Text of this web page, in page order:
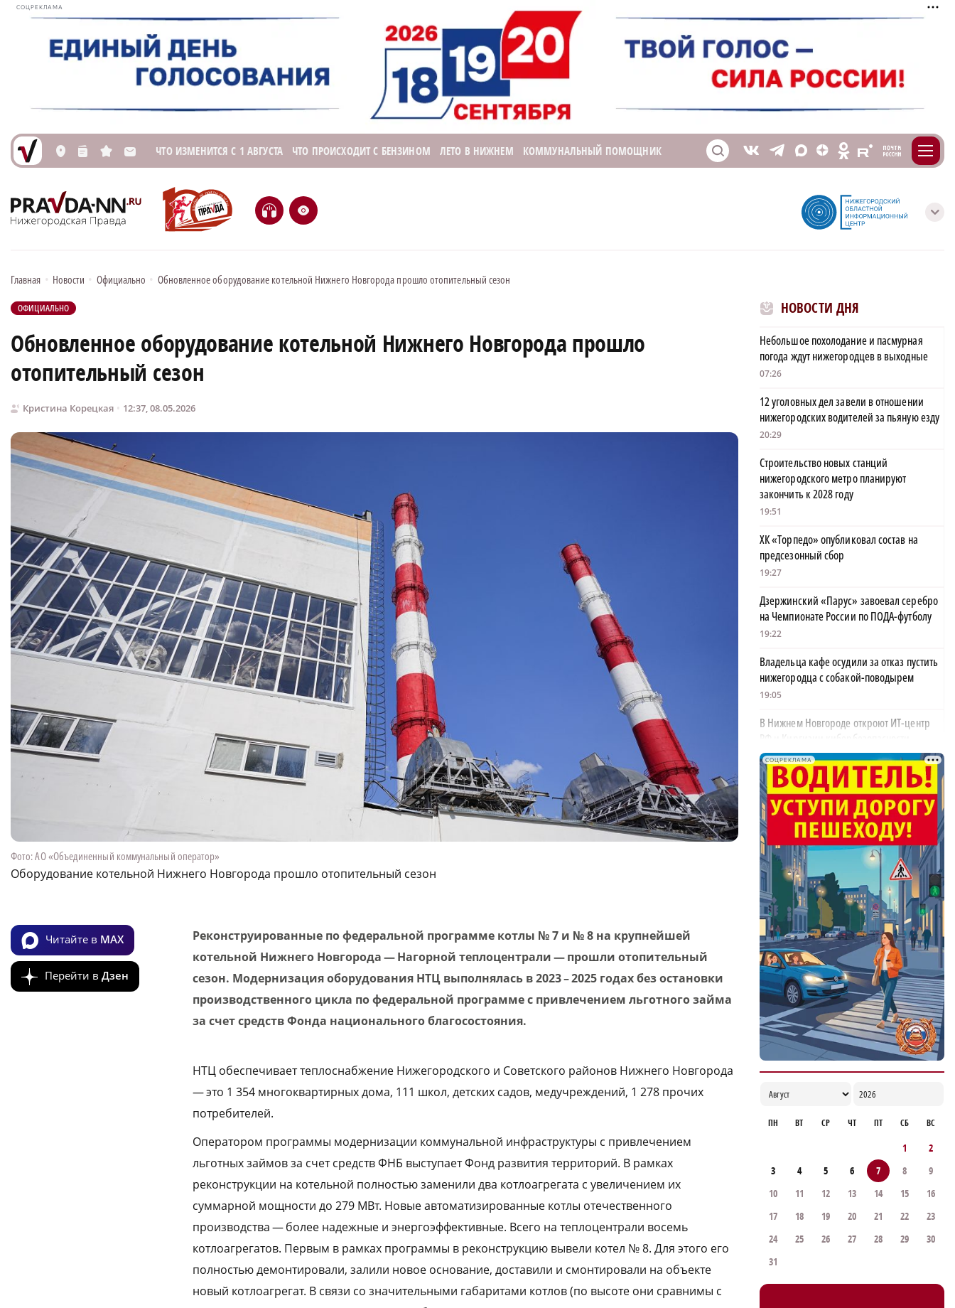
СОЦРЕКЛАМА
L n s M ЧТО ИЗМЕНИТСЯ С 1 АВГУСТА ЧТО ПРОИСХОДИТ С БЕНЗИНОМ ЛЕТО В НИЖНЕМ КОММУНАЛЬНЫЙ ПОМОЩНИК S V T X Z O E m
H e с
Главная • Новости • Официально • Обновленное оборудование котельной Нижнего Новгорода прошло отопительный сезон
ОФИЦИАЛЬНО
Обновленное оборудование котельной Нижнего Новгорода прошло
отопительный сезон
Кристина Корецкая 12:37, 08.05.2026
Фото: АО «Объединенный коммунальный оператор»
Оборудование котельной Нижнего Новгорода прошло отопительный сезон
Читайте в MAX
Перейти в Дзен
Реконструированные по федеральной программе котлы № 7 и № 8 на крупнейшей
котельной Нижнего Новгорода — Нагорной теплоцентрали — прошли отопительный
сезон. Модернизация оборудования НТЦ выполнялась в 2023 – 2025 годах без остановки
производственного цикла по федеральной программе с привлечением льготного займа
за счет средств Фонда национального благосостояния.
НТЦ обеспечивает теплоснабжение Нижегородского и Советского районов Нижнего Новгорода
— это 1 354 многоквартирных дома, 111 школ, детских садов, медучреждений, 1 278 прочих
потребителей.
Оператором программы модернизации коммунальной инфраструктуры с привлечением
льготных займов за счет средств ФНБ выступает Фонд развития территорий. В рамках
реконструкции на котельной полностью заменили два котлоагрегата с увеличением их
суммарной мощности до 279 МВт. Новые автоматизированные котлы отечественного
производства — более надежные и энергоэффективные. Всего на теплоцентрали восемь
котлоагрегатов. Первым в рамках программы в реконструкцию вывели котел № 8. Для этого его
полностью демонтировали, залили новое основание, доставили и смонтировали на объекте
новый котлоагрегат. В связи со значительными габаритами котлов (по высоте они сравнимы с
НОВОСТИ ДНЯ
Небольшое похолодание и пасмурная
погода ждут нижегородцев в выходные
07:26
12 уголовных дел завели в отношении
нижегородских водителей за пьяную езду
20:29
Строительство новых станций
нижегородского метро планируют
закончить к 2028 году
19:51
ХК «Торпедо» опубликовал состав на
предсезонный сбор
19:27
Дзержинский «Парус» завоевал серебро
на Чемпионате России по ПОДА-футболу
19:22
Владельца кафе осудили за отказ пустить
нижегородца с собакой-поводырем
19:05
В Нижнем Новгороде откроют ИТ-центр
РФ и Киргизии кибербезопасности
18:37
Стоянку транспорта ограничат на улице
Красносельской с конца августа
18:37
Волонтеры обнаружили заброшенный
дом, в котором живет около 20 собак и
щенков
18:02
В Нижегородской области наградили
более 40 организаций к Дню строителя
17:57
СОЦРЕКЛАМА
ПН ВТ СР ЧТ ПТ СБ ВС
1
2
3
4 5 6 7 8
9
10
11 12 13 14 15
16
17
18 19 20 21 22
23
24
25 26 27 28 29
30
31